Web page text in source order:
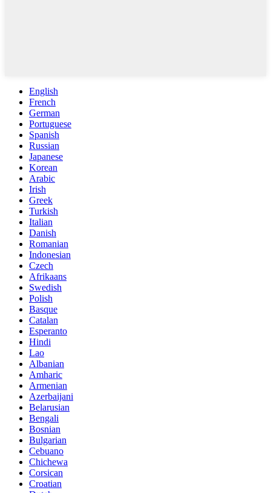
English
French
German
Portuguese
Spanish
Russian
Japanese
Korean
Arabic
Irish
Greek
Turkish
Italian
Danish
Romanian
Indonesian
Czech
Afrikaans
Swedish
Polish
Basque
Catalan
Esperanto
Hindi
Lao
Albanian
Amharic
Armenian
Azerbaijani
Belarusian
Bengali
Bosnian
Bulgarian
Cebuano
Chichewa
Corsican
Croatian